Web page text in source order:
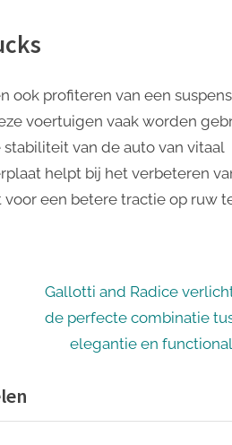
ook profiteren van een
voertuigen vaak worden
van de auto van vitaal
helpt bij het verbeteren
een betere tractie op ruw
N
e
o
Gallotti and Radice
de perfecte combinatie
elegantie en